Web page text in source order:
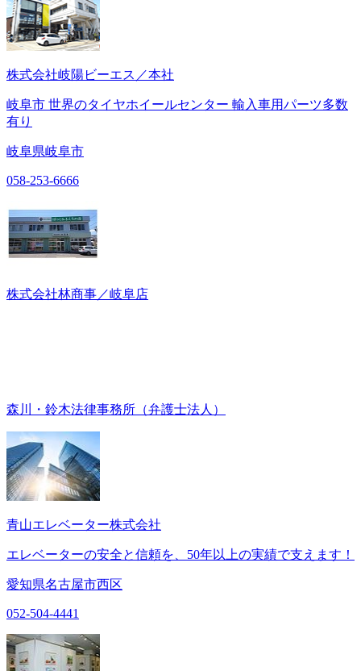
株式会社岐陽ビーエス／本社
岐阜市 世界のタイヤホイールセンター 輸入車用パーツ多数
有り
岐阜県岐阜市
058-253-6666
株式会社林商事／岐阜店
森川・鈴木法律事務所（弁護士法人）
青山エレベーター株式会社
エレベーターの安全と信頼を、50年以上の実績で支えます！
愛知県名古屋市西区
052-504-4441